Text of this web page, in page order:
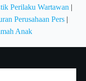
Perilaku Wartawan |
Perusahaan Pers|
Anak